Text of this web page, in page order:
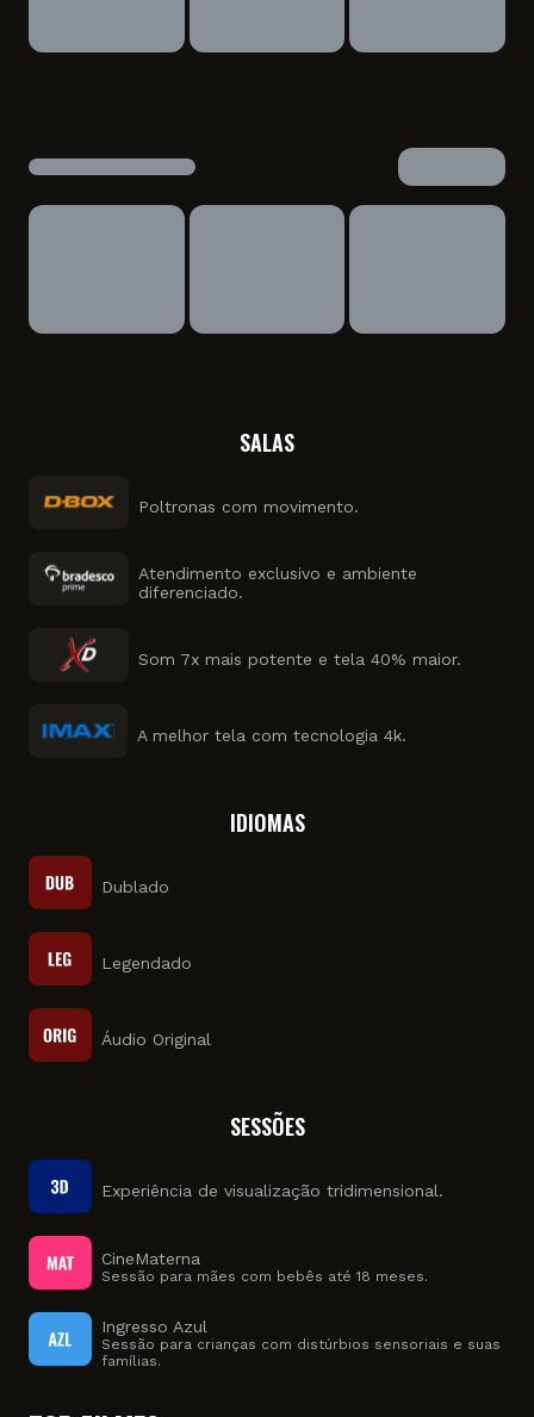
SALAS
Poltronas com movimento.
Atendimento exclusivo e ambiente
diferenciado.
Som 7x mais potente e tela 40% maior.
A melhor tela com tecnologia 4k.
IDIOMAS
Dublado
Legendado
Áudio Original
SESSÕES
Experiência de visualização tridimensional.
CineMaterna
Sessão para mães com bebês até 18 meses.
Ingresso Azul
Sessão para crianças com distúrbios sensoriais e suas
famílias.